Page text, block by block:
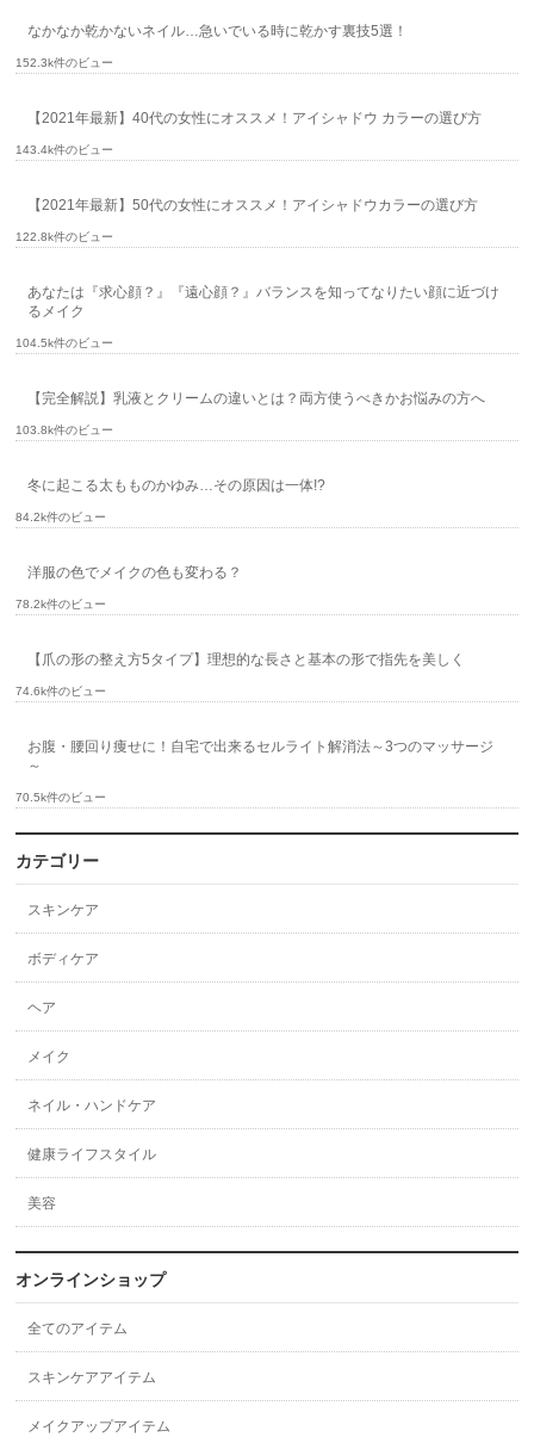
なかなか乾かないネイル…急いでいる時に乾かす裏技5選！
152.3k件のビュー
【2021年最新】40代の女性にオススメ！アイシャドウ カラーの選び方
143.4k件のビュー
【2021年最新】50代の女性にオススメ！アイシャドウカラーの選び方
122.8k件のビュー
あなたは『求心顔？』『遠心顔？』バランスを知ってなりたい顔に近づけ
るメイク
104.5k件のビュー
【完全解説】乳液とクリームの違いとは？両方使うべきかお悩みの方へ
103.8k件のビュー
冬に起こる太もものかゆみ…その原因は一体!?
84.2k件のビュー
洋服の色でメイクの色も変わる？
78.2k件のビュー
【爪の形の整え方5タイプ】理想的な長さと基本の形で指先を美しく
74.6k件のビュー
お腹・腰回り痩せに！自宅で出来るセルライト解消法～3つのマッサージ
～
70.5k件のビュー
カテゴリー
スキンケア
ボディケア
ヘア
メイク
ネイル・ハンドケア
健康ライフスタイル
美容
オンラインショップ
全てのアイテム
スキンケアアイテム
メイクアップアイテム